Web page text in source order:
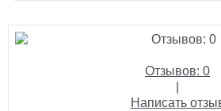
Отзывов: 0
Написать